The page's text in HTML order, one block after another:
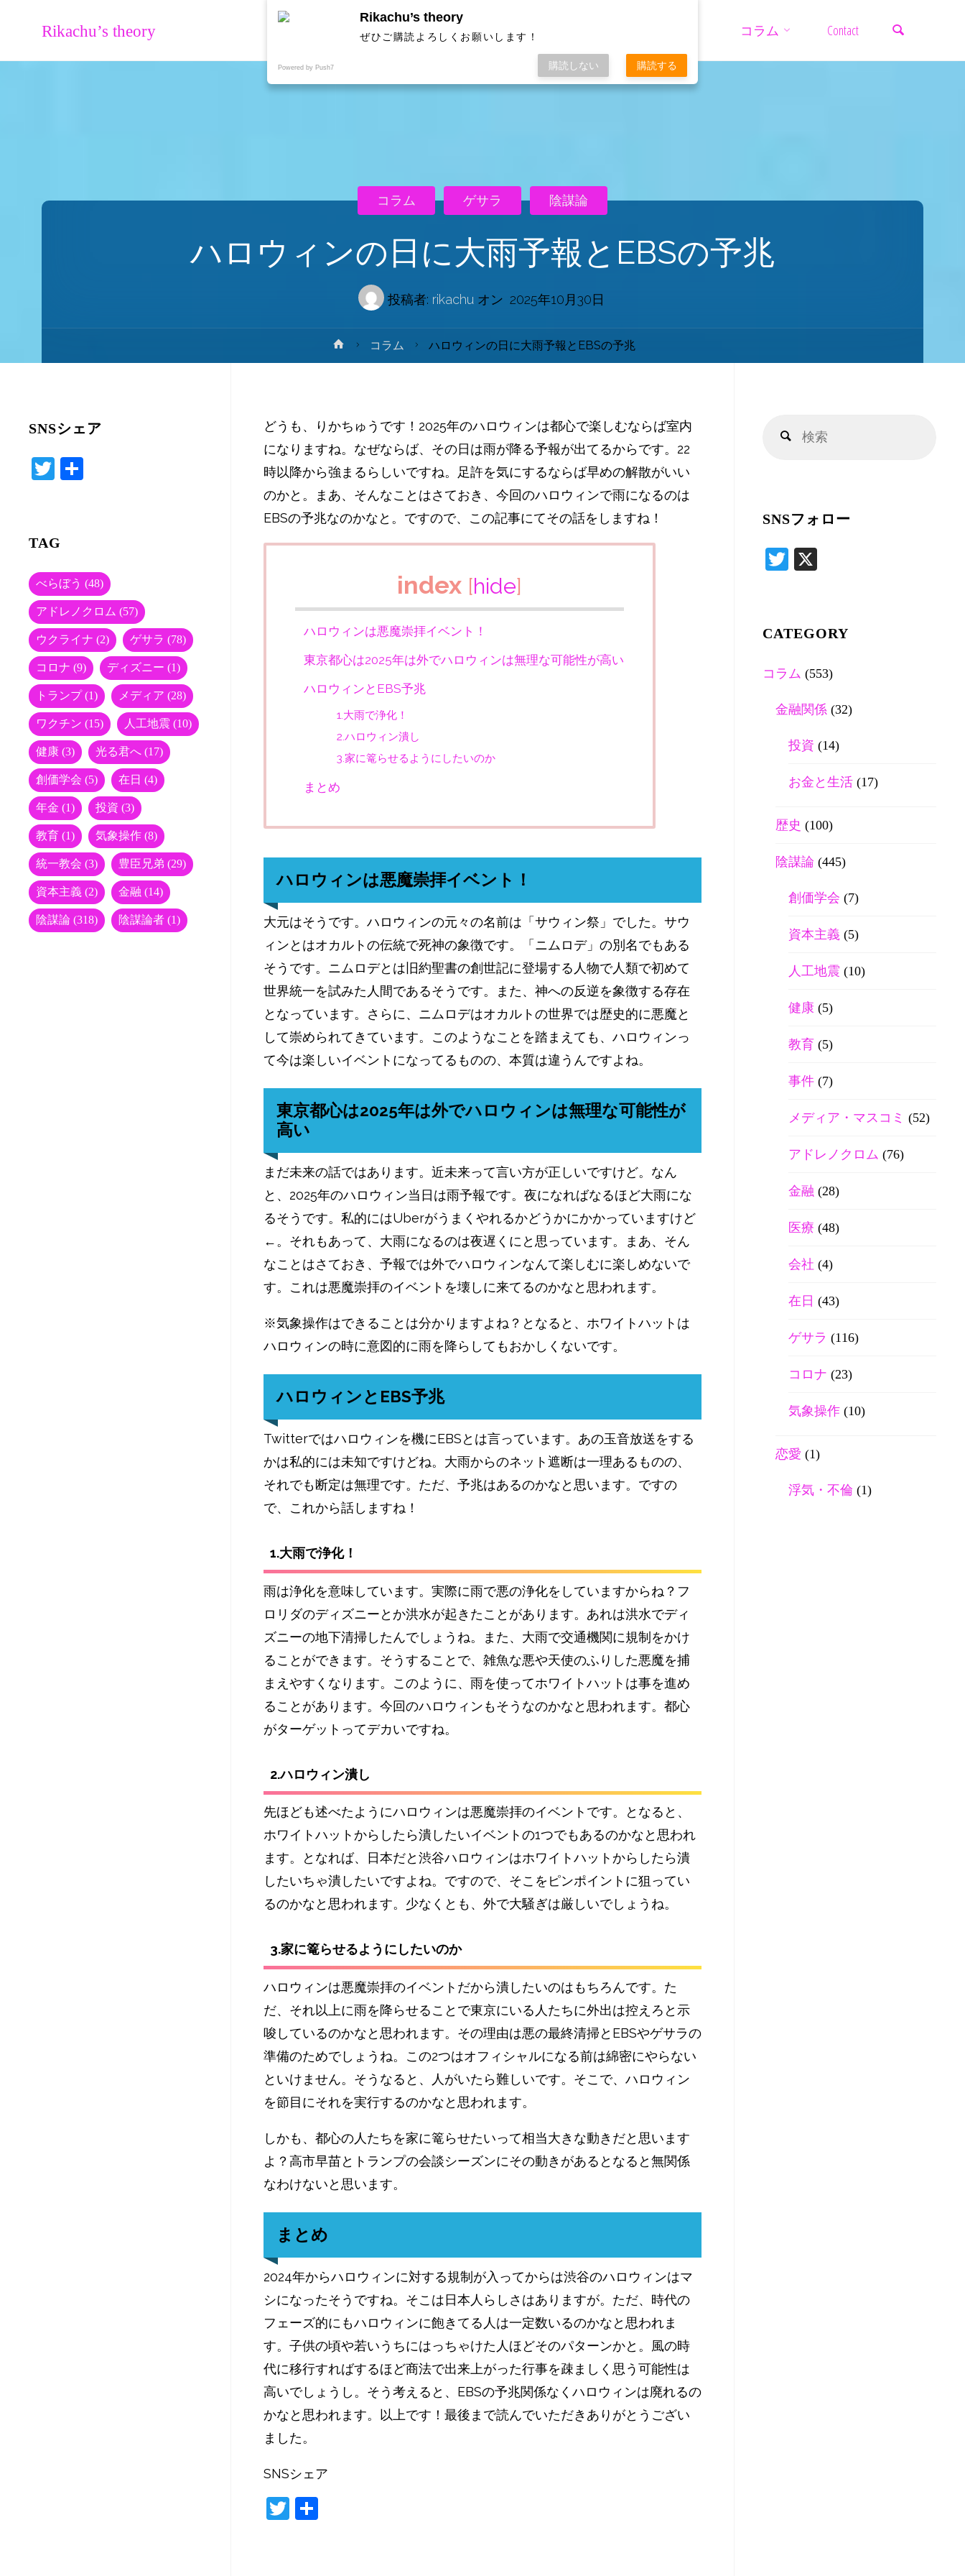
Rikachu’s theory
ツ
へ
コラム Contact
ハロウィンの日に大雨予報とEBSの予兆
投稿者: rikachu オン 2025年10月30日
コラム ゲサラ 陰謀論
ホ
ー
コラム ハロウィンの日に大雨予報とEBSの予兆
どうも、りかちゅうです！2025年のハロウィンは都心で楽しむならば室内
になりますね。なぜならば、その日は雨が降る予報が出てるからです。22
時以降から強まるらしいですね。足許を気にするならば早めの解散がいい
のかと。まあ、そんなことはさておき、今回のハロウィンで雨になるのは
EBSの予兆なのかなと。ですので、この記事にてその話をしますね！
index [hide]
ハロウィンは悪魔崇拝イベント！
東京都心は2025年は外でハロウィンは無理な可能性が高い
ハロウィンとEBS予兆
1.大雨で浄化！
2.ハロウィン潰し
3.家に篭らせるようにしたいのか
まとめ
ハロウィンは悪魔崇拝イベント！
大元はそうです。ハロウィンの元々の名前は「サウィン祭」でした。サウ
ィンとはオカルトの伝統で死神の象徴です。「ニムロデ」の別名でもある
そうです。ニムロデとは旧約聖書の創世記に登場する人物で人類で初めて
世界統一を試みた人間であるそうです。また、神への反逆を象徴する存在
となっています。さらに、ニムロデはオカルトの世界では歴史的に悪魔と
して崇められてきています。このようなことを踏まえても、ハロウィンっ
て今は楽しいイベントになってるものの、本質は違うんですよね。
東京都心は2025年は外でハロウィンは無理な可能性が
高い
まだ未来の話ではあります。近未来って言い方が正しいですけど。なん
と、2025年のハロウィン当日は雨予報です。夜になればなるほど大雨にな
るそうです。私的にはUberがうまくやれるかどうかにかかっていますけど
←。それもあって、大雨になるのは夜遅くにと思っています。まあ、そん
なことはさておき、予報では外でハロウィンなんて楽しむに楽しめないで
す。これは悪魔崇拝のイベントを壊しに来てるのかなと思われます。
※気象操作はできることは分かりますよね？となると、ホワイトハットは
ハロウィンの時に意図的に雨を降らしてもおかしくないです。
ハロウィンとEBS予兆
Twitterではハロウィンを機にEBSとは言っています。あの玉音放送をする
かは私的には未知ですけどね。大雨からのネット遮断は一理あるものの、
それでも断定は無理です。ただ、予兆はあるのかなと思います。ですの
で、これから話しますね！
1.大雨で浄化！
雨は浄化を意味しています。実際に雨で悪の浄化をしていますからね？フ
ロリダのディズニーとか洪水が起きたことがあります。あれは洪水でディ
ズニーの地下清掃したんでしょうね。また、大雨で交通機関に規制をかけ
ることができます。そうすることで、雑魚な悪や天使のふりした悪魔を捕
まえやすくなります。このように、雨を使ってホワイトハットは事を進め
ることがあります。今回のハロウィンもそうなのかなと思われます。都心
がターゲットってデカいですね。
2.ハロウィン潰し
先ほども述べたようにハロウィンは悪魔崇拝のイベントです。となると、
ホワイトハットからしたら潰したいイベントの1つでもあるのかなと思われ
ます。となれば、日本だと渋谷ハロウィンはホワイトハットからしたら潰
したいちゃ潰したいですよね。ですので、そこをピンポイントに狙ってい
るのかなと思われます。少なくとも、外で大騒ぎは厳しいでしょうね。
3.家に篭らせるようにしたいのか
ハロウィンは悪魔崇拝のイベントだから潰したいのはもちろんです。た
だ、それ以上に雨を降らせることで東京にいる人たちに外出は控えろと示
唆しているのかなと思われます。その理由は悪の最終清掃とEBSやゲサラの
準備のためでしょうね。この2つはオフィシャルになる前は綿密にやらない
といけません。そうなると、人がいたら難しいです。そこで、ハロウィン
を節目にそれを実行するのかなと思われます。
しかも、都心の人たちを家に篭らせたいって相当大きな動きだと思います
よ？高市早苗とトランプの会談シーズンにその動きがあるとなると無関係
なわけないと思います。
まとめ
2024年からハロウィンに対する規制が入ってからは渋谷のハロウィンはマ
シになったそうですね。そこは日本人らしさはありますが。ただ、時代の
フェーズ的にもハロウィンに飽きてる人は一定数いるのかなと思われま
す。子供の頃や若いうちにはっちゃけた人ほどそのパターンかと。風の時
代に移行すればするほど商法で出来上がった行事を疎ましく思う可能性は
高いでしょうし。そう考えると、EBSの予兆関係なくハロウィンは廃れるの
かなと思われます。以上です！最後まで読んでいただきありがとうござい
ました。
SNSシェア
T
SNSシェア
T
r
TAG
べらぼう (48)
アドレノクロム (57)
ウクライナ (2) ゲサラ (78)
コロナ (9) ディズニー (1)
トランプ(1) メディア (28)
ワクチン (15) 人工地震 (10)
健康 (3) 光る君へ (17)
創価学会 (5) 在日 (4)
年金 (1) 投資 (3)
教育 (1) 気象操作 (8)
統一教会 (3) 豊臣兄弟 (29)
資本主義 (2) 金融 (14)
陰謀論 (318) 陰謀論者 (1)
検
SNSフォロー
T
r
CATEGORY
コラム (553)
金融関係 (32)
投資 (14)
お金と生活 (17)
歴史 (100)
陰謀論 (445)
創価学会 (7)
資本主義 (5)
人工地震 (10)
健康 (5)
教育 (5)
事件 (7)
メディア・マスコミ (52)
アドレノクロム (76)
金融 (28)
医療 (48)
会社 (4)
在日 (43)
ゲサラ (116)
コロナ (23)
気象操作 (10)
恋愛 (1)
浮気・不倫 (1)
Rikachu’s theory
ぜひご購読よろしくお願いします！
Powered by Push7 購読しない 購読する